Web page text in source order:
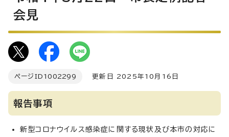
会見
ページID 1002299 更新日 2025年10月16日
報告事項
新型コロナウイルス感染症に関する現状及び本市の対応に